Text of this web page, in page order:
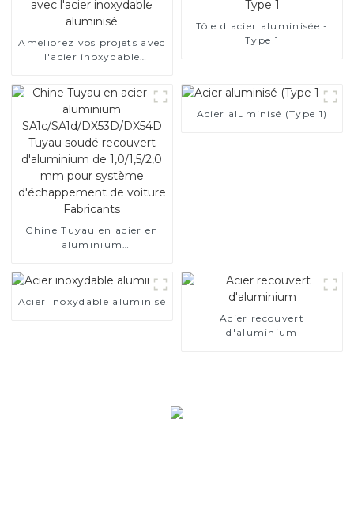
Améliorez vos projets avec
l'acier inoxydable
Tôle d'acier aluminisée -
Type 1
Chine Tuyau en acier en
aluminium
d'aluminium de 1,0/1,5/2,0
mm pour système
Acier aluminisé (Type 1)
Acier inoxydable aluminisé
Acier recouvert
d'aluminium